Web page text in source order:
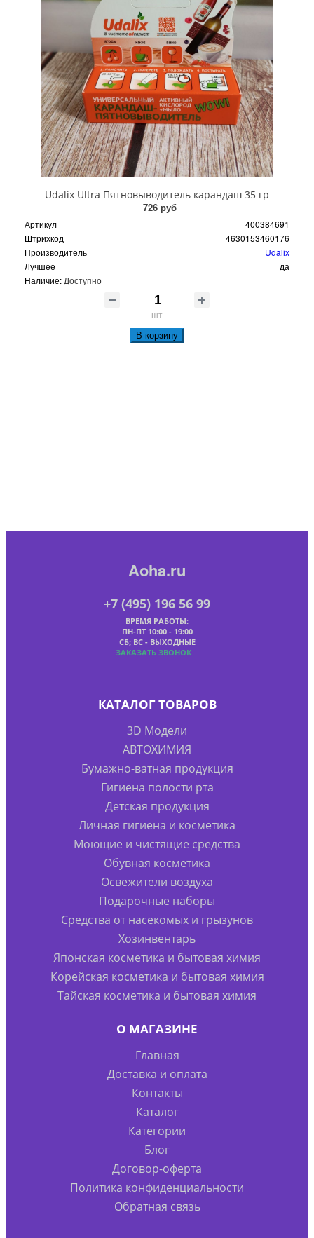
Udalix Ultra Пятновыводитель карандаш 35 гр
726 руб
Артикул
400384691
Штрихкод
4630153460176
Производитель
Udalix
Лучшее
да
Наличие: Доступно
шт
В корзину
Aoha.ru
+7 (495) 196 56 99
ВРЕМЯ РАБОТЫ:
ПН-ПТ 10:00 - 19:00
СБ; ВС - ВЫХОДНЫЕ
ЗАКАЗАТЬ ЗВОНОК
КАТАЛОГ ТОВАРОВ
3D Модели
АВТОХИМИЯ
Бумажно-ватная продукция
Гигиена полости рта
Детская продукция
Личная гигиена и косметика
Моющие и чистящие средства
Обувная косметика
Освежители воздуха
Подарочные наборы
Средства от насекомых и грызунов
Хозинвентарь
Японская косметика и бытовая химия
Корейская косметика и бытовая химия
Тайская косметика и бытовая химия
О МАГАЗИНЕ
Главная
Доставка и оплата
Контакты
Каталог
Категории
Блог
Договор-оферта
Политика конфиденциальности
Обратная связь